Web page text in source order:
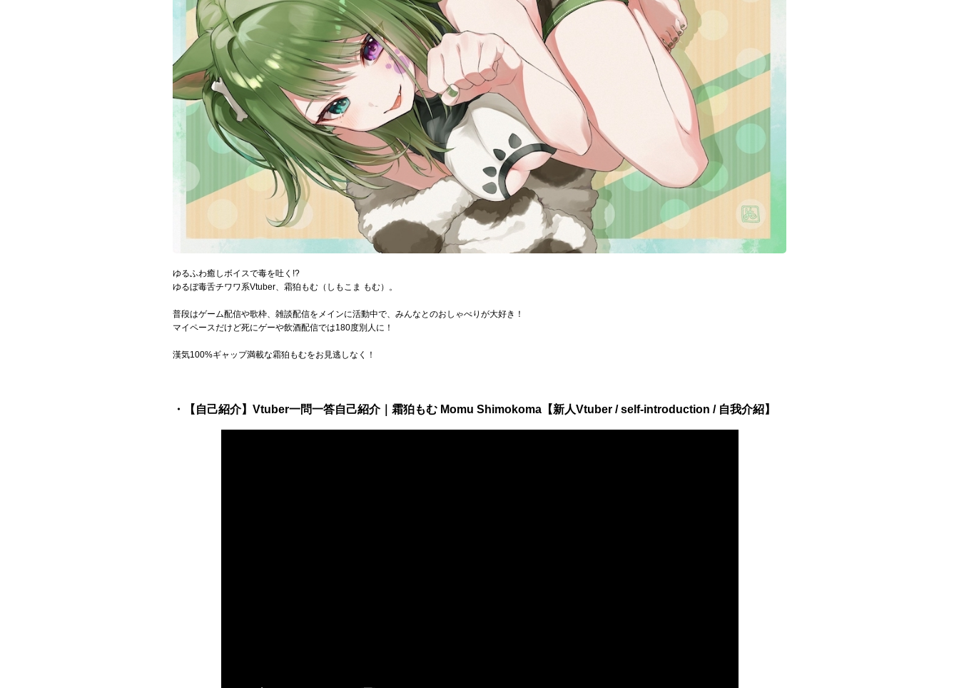
ゆるふわ癒しボイスで毒を吐く!?
ゆるぼ毒舌チワワ系Vtuber、霜狛もむ（しもこま もむ）。
普段はゲーム配信や歌枠、雑談配信をメインに活動中で、みんなとのおしゃべりが大好き！
マイペースだけど死にゲーや飲酒配信では180度別人に！
漢気100%ギャップ満載な霜狛もむをお見逃しなく！
・【自己紹介】Vtuber一問一答自己紹介｜霜狛もむ Momu Shimokoma【新人Vtuber / self-introduction / 自我介紹】